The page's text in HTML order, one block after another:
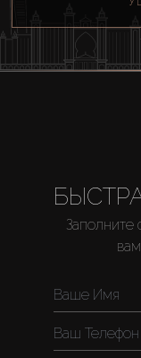
Купить
Продажа
Новостройки
AX Journal
Каталоги
Заполните